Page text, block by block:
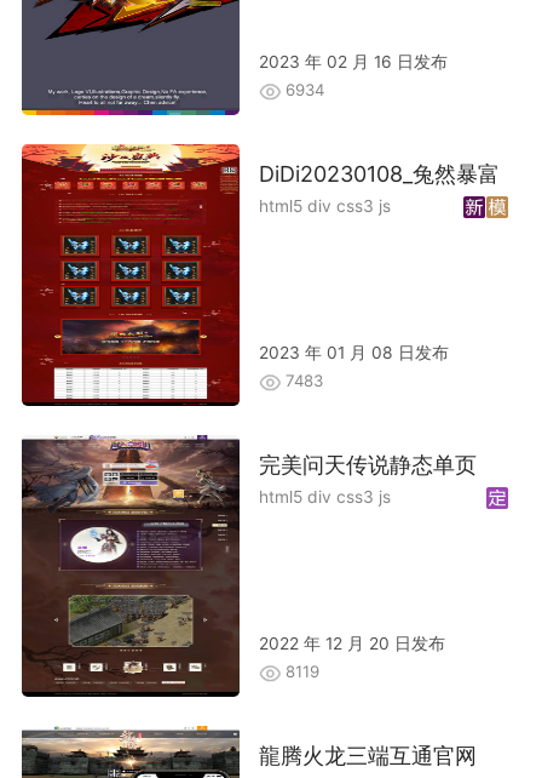
2023 年 02 月 16 日发布
6934
DiDi20230108_兔然暴富
html5 div css3 js
2023 年 01 月 08 日发布
7483
完美问天传说静态单页
html5 div css3 js
2022 年 12 月 20 日发布
8119
龍腾火龙三端互通官网